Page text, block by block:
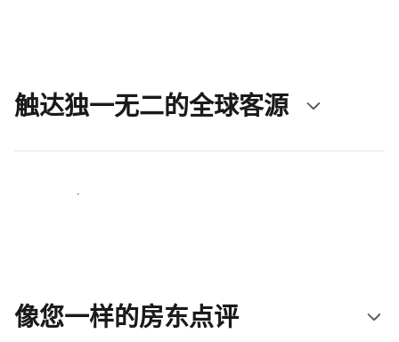
触达独一无二的全球客源
立即触达新客人
像您一样的房东点评